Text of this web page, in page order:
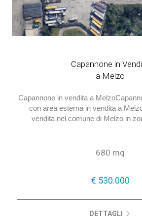
Capannone in
a Melzo
Capannone in vendita a
con area esterna in vendita a
vendita nel comune di Melzo in
680 mq
€ 530.000
DETTAGLI